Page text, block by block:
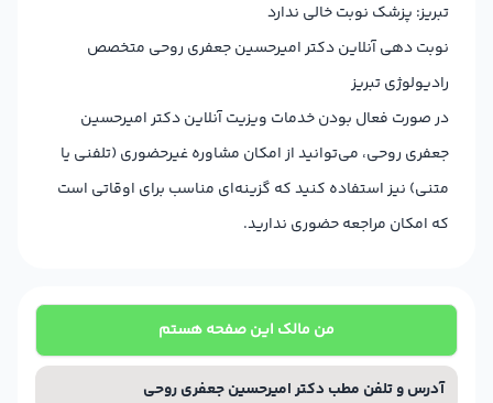
تبریز: پزشک نوبت خالی ندارد
نوبت دهی آنلاین دکتر امیرحسین جعفری روحی متخصص
رادیولوژی تبریز
در صورت فعال بودن خدمات ویزیت آنلاین دکتر امیرحسین
جعفری روحی، می‌توانید از امکان مشاوره غیرحضوری (تلفنی یا
متنی) نیز استفاده کنید که گزینه‌ای مناسب برای اوقاتی است
که امکان مراجعه حضوری ندارید.
من مالک این صفحه هستم
آدرس و تلفن مطب دکتر امیرحسین جعفری روحی